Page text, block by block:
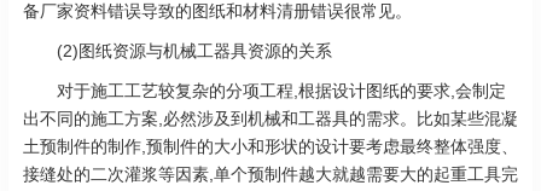
备厂家资料错误导致的图纸和材料清册错误很常见。
(2)图纸资源与机械工器具资源的关系
对于施工工艺较复杂的分项工程,根据设计图纸的要求,会制定
出不同的施工方案,必然涉及到机械和工器具的需求。比如某些混凝
土预制件的制作,预制件的大小和形状的设计要考虑最终整体强度、
接缝处的二次灌浆等因素,单个预制件越大就越需要大的起重工具完